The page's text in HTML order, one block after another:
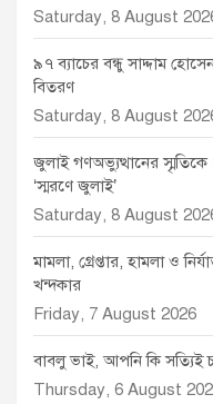
Saturday, 8 August
৯৭ ব্যাচের বন্ধু সাদ্দাম
বিতরণ
Saturday, 8 August
জুলাই গণঅভ্যুত্থানের
‘স্মরণে জুলাই’
Saturday, 8 August
মামলা, গ্রেপ্তার, হামলা ও
খন্দকার
Friday, 7 August 2026
বাবলু ভাই, আপনি কি সত্যিই
Thursday, 6 August